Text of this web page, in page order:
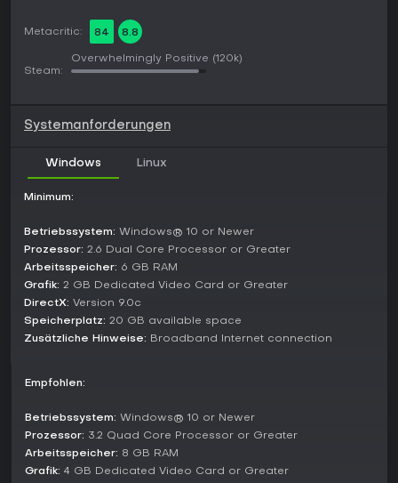
genießt das Spiel anhaltende Community-Unterstützung
durch Mods, einschließlich neuerer Verbesserungen wie
optimierter KI in Fan-Projekten wie Black Mesa: Military. Es
Mit 94 % positiven Bewertungen aus über 68.000 Steam-
Rezensionen und kürzlich 92 % positiv wird Black Mesa für
seine treue, aber modernisierte Umsetzung der Half-Life-
und die Story, wenngleich einige das Tempo im Vergleich zu
neueren Titeln als etwas veraltet empfinden. Wer
findet hier eine starke Wahl - besonders für Serien-Neulinge
Es ist für PC verfügbar, mit vollem Controller-Support und
mehrsprachigen Untertiteln für ein breites Publikum.
Metacritic: 84 8.8
Steam:
Overwhelmingly Positive (120k)
Systemanforderungen
Windows Linux
Minimum:
Betriebssystem: Windows® 10 or Newer
Prozessor: 2.6 Dual Core Processor or Greater
Arbeitsspeicher: 6 GB RAM
Grafik: 2 GB Dedicated Video Card or Greater
DirectX: Version 9.0c
Speicherplatz: 20 GB available space
Zusätzliche Hinweise: Broadband Internet connection
Empfohlen:
Betriebssystem: Windows® 10 or Newer
Prozessor: 3.2 Quad Core Processor or Greater
Arbeitsspeicher: 8 GB RAM
Grafik: 4 GB Dedicated Video Card or Greater